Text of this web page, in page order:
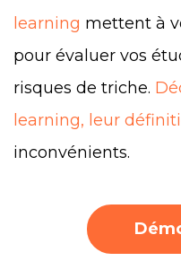
learning mettent à
pour évaluer vos
risques de triche.
learning, leur
inconvénients.